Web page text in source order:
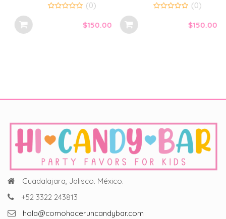
out
of
(0)
out
of
(0)
Guadalajara, Jalisco. México.
+52 3322 243813
hola@comohaceruncandybar.com